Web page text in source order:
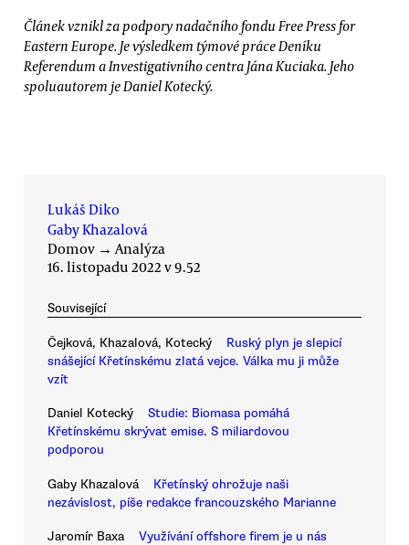
Článek vznikl za podpory nadačního fondu Free Press for
Eastern Europe. Je výsledkem týmové práce Deníku
Referendum a Investigativního centra Jána Kuciaka. Jeho
spoluautorem je Daniel Kotecký.
Lukáš Diko
Gaby Khazalová
Domov → Analýza
16. listopadu 2022 v 9.52
Související
Čejková, Khazalová, Kotecký
Ruský plyn je slepicí
snášející Křetínskému zlatá vejce. Válka mu ji může
vzít
Daniel Kotecký
Studie: Biomasa pomáhá
Křetínskému skrývat emise. S miliardovou
podporou
Gaby Khazalová
Křetínský ohrožuje naši
nezávislost, píše redakce francouzského Marianne
Jaromír Baxa
Využívání offshore firem je u nás